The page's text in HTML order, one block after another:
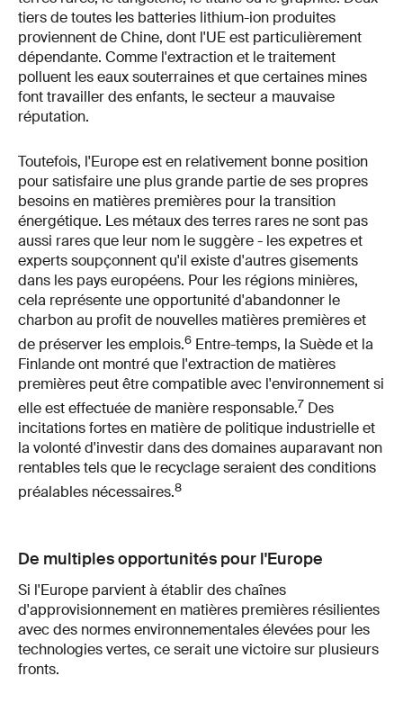
tiers de toutes les batteries lithium-ion produites
proviennent de Chine, dont l'UE est particulièrement
dépendante. Comme l'extraction et le traitement
polluent les eaux souterraines et que certaines mines
font travailler des enfants, le secteur a mauvaise
réputation.
Toutefois, l'Europe est en relativement bonne position
pour satisfaire une plus grande partie de ses propres
besoins en matières premières pour la transition
énergétique. Les métaux des terres rares ne sont pas
aussi rares que leur nom le suggère - les expetres et
experts soupçonnent qu'il existe d'autres gisements
dans les pays européens. Pour les régions minières,
cela représente une opportunité d'abandonner le
charbon au profit de nouvelles matières premières et
de préserver les emplois.6 Entre-temps, la Suède et la
Finlande ont montré que l'extraction de matières
premières peut être compatible avec l'environnement si
elle est effectuée de manière responsable.7 Des
incitations fortes en matière de politique industrielle et
la volonté d'investir dans des domaines auparavant non
rentables tels que le recyclage seraient des conditions
préalables nécessaires.8
De multiples opportunités pour l'Europe
Si l'Europe parvient à établir des chaînes
d'approvisionnement en matières premières résilientes
avec des normes environnementales élevées pour les
technologies vertes, ce serait une victoire sur plusieurs
fronts.